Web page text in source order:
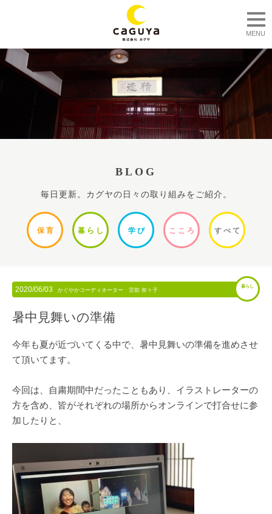
MENU
BLOG
毎日更新。カグヤの日々の取り組みをご紹介。
保 育 暮ら し 学 び ここ ろ すべて
2020/06/03 かぐやかコーディネーター 宮前 奈々子
暮らし
暑中見舞いの準備
今年も夏が近づいてくる中で、暑中見舞いの準備を進めさせ
て頂いてます。
今回は、自粛期間中だったこともあり、イラストレーターの
方を含め、皆がそれぞれの場所からオンラインで打合せに参
加したりと、